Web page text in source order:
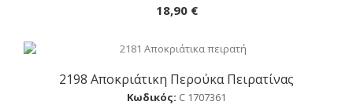
18,90 €
Αγορά
2198 Αποκριάτικη Περούκα Πειρατίνας
Κωδικός: C 1707361